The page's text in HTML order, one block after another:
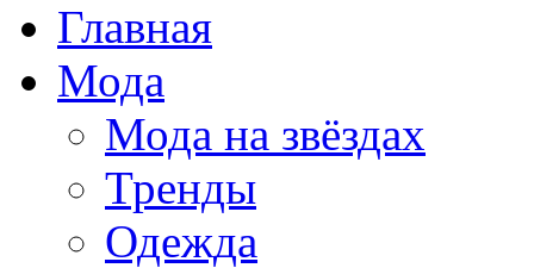
Главная
Мода
Мода на звёздах
Тренды
Одежда